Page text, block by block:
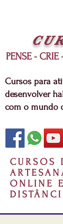
PENSE - CRIE
Cursos para
desenvolver
com o mundo
CURSOS
ONLINE